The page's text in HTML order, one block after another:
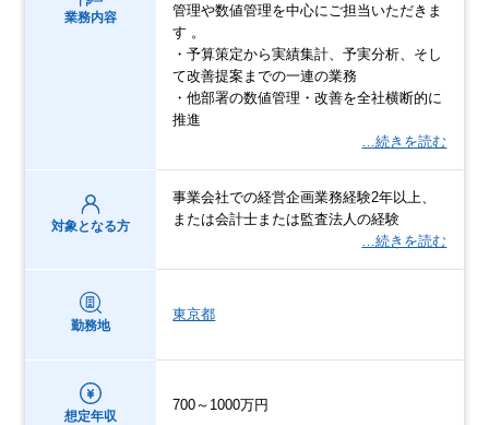
業務内容
管理や数値管理を中心にご担当いただきま
す 。
・予算策定から実績集計、予実分析、そし
て改善提案までの一連の業務
・他部署の数値管理・改善を全社横断的に
推進
…続きを読む
対象となる方
事業会社での経営企画業務経験2年以上、
または会計士または監査法人の経験
…続きを読む
勤務地
東京都
想定年収
700～1000万円